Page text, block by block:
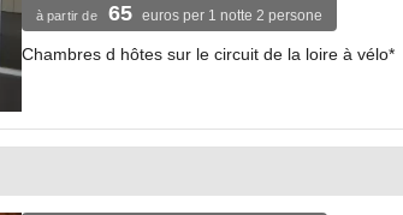
à partir de 65 euros per 1 notte 2 persone
Chambres d hôtes sur le circuit de la loire à vélo*